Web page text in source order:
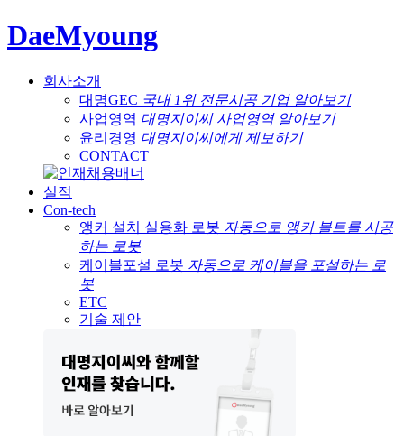
DaeMyoung
회사소개
대명GEC 국내 1위 전문시공 기업 알아보기
사업영역 대명지이씨 사업영역 알아보기
윤리경영 대명지이씨에게 제보하기
CONTACT
실적
Con-tech
앵커 설치 실용화 로봇 자동으로 앵커 볼트를 시공
하는 로봇
케이블포설 로봇 자동으로 케이블을 포설하는 로
봇
ETC
기술 제안